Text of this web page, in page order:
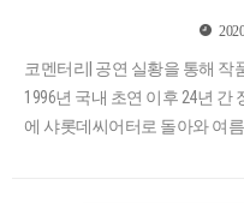
코멘터리| 공연 실황을 통해 작
1996년 국내 초연 이후 24년 간
에 샤롯데씨어터로 돌아와 여